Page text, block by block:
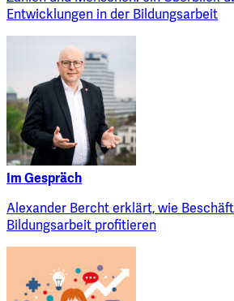
Entwicklungen in der Bildungsarbeit
Im Gespräch
Alexander Bercht erklärt, wie
Bildungsarbeit profitieren